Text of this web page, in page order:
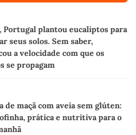
Portugal plantou eucaliptos para
seus solos. Sem saber,
a velocidade com que os
se propagam
de maçã com aveia sem glúten:
prática e nutritiva para o